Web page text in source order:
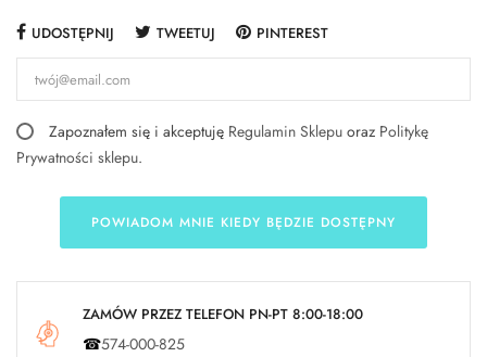
UDOSTĘPNIJ TWEETUJ PINTEREST
Zapoznałem się i akceptuję Regulamin Sklepu oraz Politykę
Prywatności sklepu.
POWIADOM MNIE KIEDY BĘDZIE DOSTĘPNY
ZAMÓW PRZEZ TELEFON PN-PT 8:00-18:00
☎574-000-825